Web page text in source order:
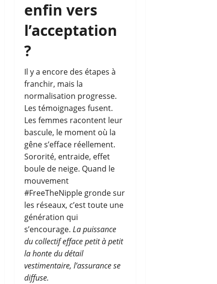
enfin vers
l’acceptation
?
Il y a encore des étapes à
franchir, mais la
normalisation progresse.
Les témoignages fusent.
Les femmes racontent leur
bascule, le moment où la
gêne s’efface réellement.
Sororité, entraide, effet
boule de neige. Quand le
mouvement
#FreeTheNipple gronde sur
les réseaux, c’est toute une
génération qui
s’encourage. La puissance
du collectif efface petit à petit
la honte du détail
vestimentaire, l’assurance se
diffuse.